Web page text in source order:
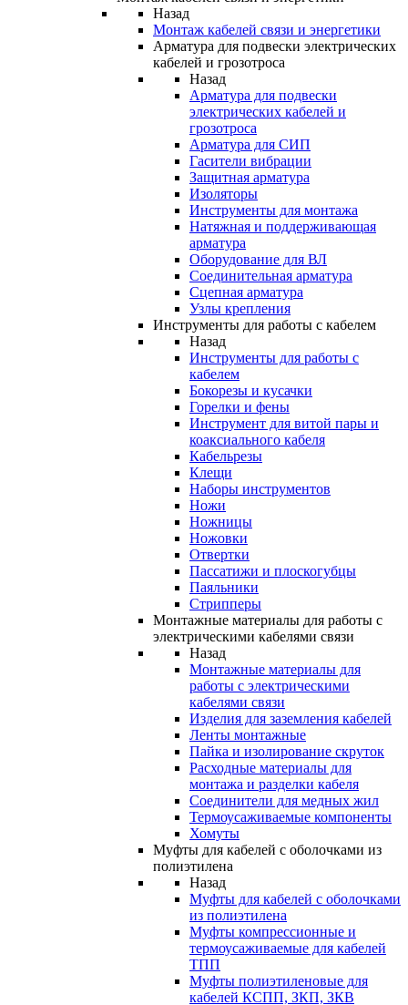
Назад
Монтаж кабелей связи и энергетики
Арматура для подвески электрических
кабелей и грозотроса
Назад
Арматура для подвески
электрических кабелей и
грозотроса
Арматура для СИП
Гасители вибрации
Защитная арматура
Изоляторы
Инструменты для монтажа
Натяжная и поддерживающая
арматура
Оборудование для ВЛ
Соединительная арматура
Сцепная арматура
Узлы крепления
Инструменты для работы с кабелем
Назад
Инструменты для работы с
кабелем
Бокорезы и кусачки
Горелки и фены
Инструмент для витой пары и
коаксиального кабеля
Кабельрезы
Клещи
Наборы инструментов
Ножи
Ножницы
Ножовки
Отвертки
Пассатижи и плоскогубцы
Паяльники
Стрипперы
Монтажные материалы для работы с
электрическими кабелями связи
Назад
Монтажные материалы для
работы с электрическими
кабелями связи
Изделия для заземления кабелей
Ленты монтажные
Пайка и изолирование скруток
Расходные материалы для
монтажа и разделки кабеля
Соединители для медных жил
Термоусаживаемые компоненты
Хомуты
Муфты для кабелей с оболочками из
полиэтилена
Назад
Муфты для кабелей с оболочками
из полиэтилена
Муфты компрессионные и
термоусаживаемые для кабелей
ТПП
Муфты полиэтиленовые для
кабелей КСПП, ЗКП, ЗКВ